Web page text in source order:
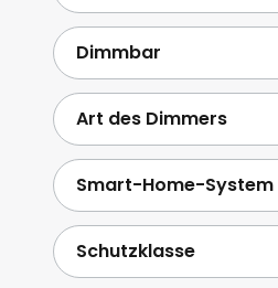
Dimmbar
Art des Dimmers
Smart-Home-System
Schutzklasse